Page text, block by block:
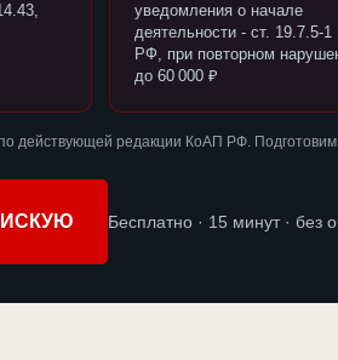
уведомления о начале
деятельности - ст. 19.7.5-
РФ, при повторном
до 60 000 ₽
действующей редакции КоАП РФ.
Бесплатно · 15 минут · без